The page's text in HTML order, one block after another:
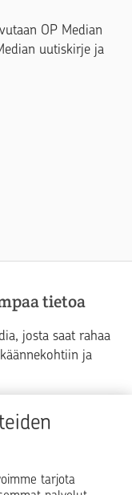
tarjota
OP Median
uutiskirje ja
tietoa
josta saat rahaa
ja
Yrityselämä